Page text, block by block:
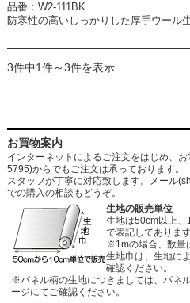
品番：W2-111BK
防寒性の高いしっかりした厚手ウール生
3件中1件～3件を表示
お買物案内
インターネットによるご注文をはじめ、
5795)からでもご注文は承っております。
スタッフが丁寧に対応致します。メール
での購入の相談もどうぞ。
生地の販売単位
生地は50cm以上
で表記してあります
※1mの場合、数量
生地巾は、生地に
確認ください。
※パネル柄の生地につきましては、パネ
ージにてご確認ください。